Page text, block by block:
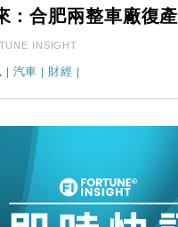
：合肥兩整車廠復產
INSIGHT
汽車 財經